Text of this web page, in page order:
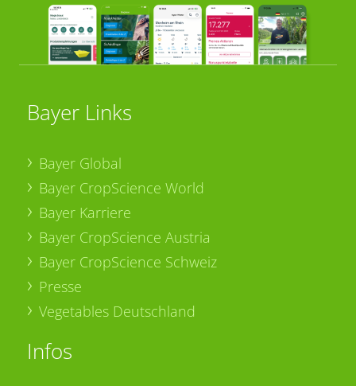
Bayer Links
Bayer Global
Bayer CropScience World
Bayer Karriere
Bayer CropScience Austria
Bayer CropScience Schweiz
Presse
Vegetables Deutschland
Infos